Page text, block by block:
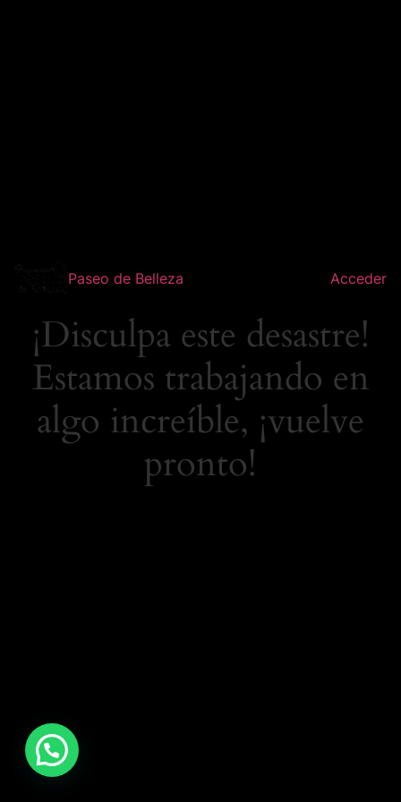
Paseo de Belleza Acceder
¡Disculpa este desastre!
Estamos trabajando en
algo increíble, ¡vuelve
pronto!